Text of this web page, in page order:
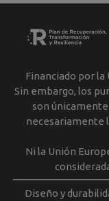
Financiado por la
Sin embargo, los
son
necesariamente
Ni la Unión
Diseño y